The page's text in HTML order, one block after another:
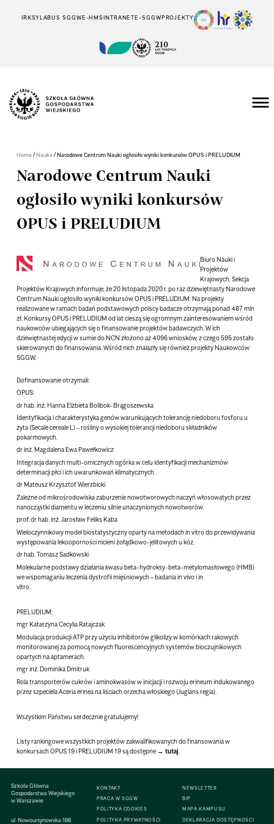
IRKSYLABUS SGGWE-HMSINTRANETE-SGGWPROJEKTY
Home/Nauka/Narodowe Centrum Nauki ogłosiło wyniki konkursów OPUS i PRELUDIUM
Narodowe Centrum Nauki
ogłosiło wyniki konkursów
OPUS i PRELUDIUM
Biuro Nauki i
Projektów
Krajowych, Sekcja
Projektów Krajowych informuje, że 20 listopada 2020 r. po raz dziewiętnasty Narodowe
Centrum Nauki ogłosiło wyniki konkursów OPUS i PRELUDIUM. Na projekty
realizowane w ramach badań podstawowych polscy badacze otrzymają ponad 487 mln
zł. Konkursy OPUS i PRELUDIUM od lat cieszą się ogromnym zainteresowaniem wśród
naukowców ubiegających się o finansowanie projektów badawczych. W ich
dziewiętnastej edycji w sumie do NCN złożono aż 4096 wniosków, z czego 595 zostało
skierowanych do finansowania. Wśród nich znalazły się również projekty Naukowców
SGGW.
Dofinansowanie otrzymali:
OPUS:
dr hab. inż. Hanna Elżbieta Bolibok-Brągoszewska
Identyfikacja i charakterystyka genów warunkujących tolerancję niedoboru fosforu u
żyta (Secale cereale L) – rośliny o wysokiej tolerancji niedoboru składników
pokarmowych.
dr inż. Magdalena Ewa Pawełkowicz
Integracja danych multi-omicznych ogórka w celu identyfikacji mechanizmów
determinacji płci i ich uwarunkowań klimatycznych.
dr Mateusz Krzysztof Wierzbicki
Zależne od mikrośrodowiska zaburzenie nowotworowych naczyń włosowatych przez
nanocząstki diamentu w leczeniu silnie unaczynionych nowotworów.
prof. dr hab. inż. Jarosław Feliks Kaba
Wieloczynnikowy model biostatystyczny oparty na metodach in vitro do przewidywania
występowania lekooporności nicieni żołądkowo-jelitowych u kóz.
dr hab. Tomasz Sadkowski
Molekularne podstawy działania kwasu beta-hydroksy-beta-metylomasłowego (HMB)
we wspomaganiu leczenia dystrofii mięśniowych – badania in vivo i in
vitro.
PRELUDIUM:
mgr Katarzyna Cecylia Ratajczak
Modulacja produkcji ATP przy użyciu inhibitorów glikolizy w komórkach rakowych
monitorowanej za pomocą nowych fluorescencyjnych systemów bioczujnikowych
opartych na aptamerach.
mgr inż. Dominika Dmitruk
Rola transporterów cukrów i aminokwasów w inicjacji i rozwoju erineum indukowanego
przez szpeciela Aceria erinea na liściach orzecha włoskiego (Juglans regia).
Wszystkim Państwu serdecznie gratulujemy!
Listy rankingowe wszystkich projektów zakwalifikowanych do finansowania w
konkursach OPUS 19 i PRELUDIUM 19 są dostępne
tutaj.
Szkoła Główna
Gospodarstwa Wiejskiego
w Warszawie
ul. Nowoursynowska 166
KONTAKT
PRACA W SGGW
POLITYKA COOKIES
POLITYKA PRYWATNOŚCI
NEWSLETTER
BIP
MAPA KAMPUSU
DEKLARACJA DOSTĘPNOŚCI